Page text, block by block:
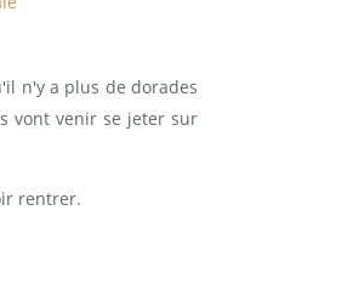
n'y a plus de dorades
vont venir se jeter sur
rentrer.